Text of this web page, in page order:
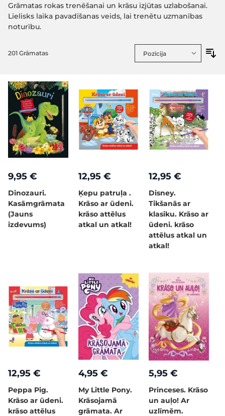
Grāmatas rokas trenēšanai un krāsu izjūtas uzlabošanai.
Lielisks laika pavadīšanas veids, lai trenētu uzmanības
noturību.
201 Grāmatas
9,95 €
Dinozauri.
Kasāmgrāmata
(Jauns
izdevums)
12,95 €
Ķepu patruļa .
Krāso ar ūdeni.
krāso attēlus
atkal un atkal!
12,95 €
Disney.
Tikšanās ar
klasiku. Krāso ar
ūdeni. krāso
attēlus atkal un
atkal!
12,95 €
Peppa Pig.
Krāso ar ūdeni.
krāso attēlus
4,95 €
My Little Pony.
Krāsojamā
grāmata. Ar
5,95 €
Princeses. Krāso
un auļo! Ar
uzlīmēm.